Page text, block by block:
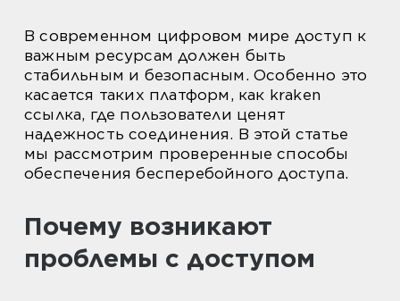
В современном цифровом мире доступ к
важным ресурсам должен быть
стабильным и безопасным. Особенно это
касается таких платформ, как kraken
ссылка, где пользователи ценят
надежность соединения. В этой статье
мы рассмотрим проверенные способы
обеспечения бесперебойного доступа.
Почему возникают
проблемы с доступом